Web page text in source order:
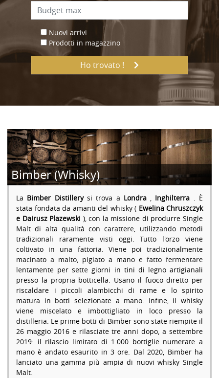
Nuovi arrivi
Prodotti in magazzino
Ho trovato !
Bimber (Whisky)
La Bimber Distillerysi trova a Londra, Inghilterra . È
stata fondata da amanti del whisky ( Ewelina Chruszczyk
e Dairusz Plazewski ), con la missione di produrre Single
Malt di alta qualità con carattere, utilizzando metodi
tradizionali raramente visti oggi. Tutto l'orzo viene
coltivato in una fattoria. Viene poi tradizionalmente
macinato a malto, pigiato a mano e fatto fermentare
lentamente per sette giorni in tini di legno artigianali
presso la propria botticella. Usano il fuoco diretto per
riscaldare i piccoli alambicchi di rame e lo spirito
matura in botti selezionate a mano. Infine, il whisky
viene miscelato e imbottigliato in loco presso la
distilleria. Le prime botti di Bimber sono state riempite il
26 maggio 2016 e rilasciate tre anni dopo, a settembre
2019: il rilascio limitato di 1.000 bottiglie numerate a
mano è andato esaurito in 3 ore. Dal 2020, Bimber ha
lanciato una gamma più ampia di nuovi whisky Single
Malt.